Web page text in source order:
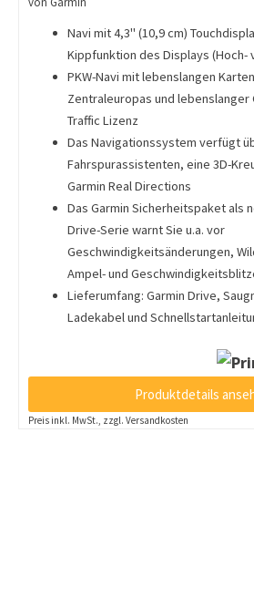
Navi mit 4,3'' (10,9 cm)
Kippfunktion des Displays (Hoch-
PKW-Navi mit lebenslangen
Zentraleuropas und lebenslanger
Traffic Lizenz
Das Navigationssystem verfügt
Fahrspurassistenten, eine 3D-
Garmin Real Directions
Das Garmin Sicherheitspaket als
Drive-Serie warnt Sie u.a. vor
Geschwindigkeitsänderungen,
Ampel- und
Lieferumfang: Garmin Drive,
Ladekabel und
Produktdetails
Preis inkl. MwSt., zzgl. Versandkosten